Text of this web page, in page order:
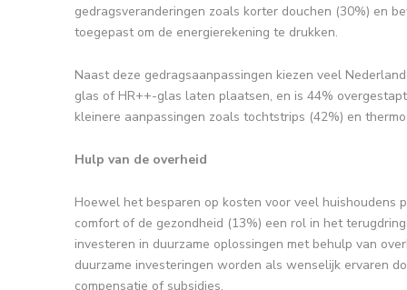
gedragsveranderingen zoals korter douchen (30%) en
toegepast om de energierekening te drukken.
Naast deze gedragsaanpassingen kiezen veel
glas of HR++-glas laten plaatsen, en is 44%
kleinere aanpassingen zoals tochtstrips (42%) en
Hulp van de overheid
Hoewel het besparen op kosten voor veel huishoudens
comfort of de gezondheid (13%) een rol in het
investeren in duurzame oplossingen met behulp van
duurzame investeringen worden als wenselijk ervaren
compensatie of subsidies.